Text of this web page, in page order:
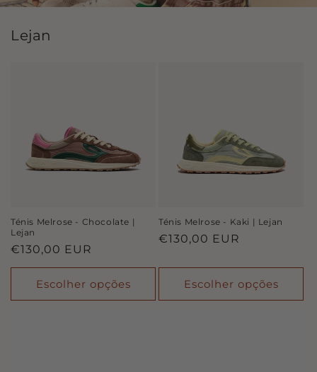
Lejan
Ténis Melrose - Chocolate |
Lejan
Preço
normal
€130,00 EUR
Escolher opções
Ténis Melrose - Kaki | Lejan
Preço
€130,00 EUR
Escolher opções